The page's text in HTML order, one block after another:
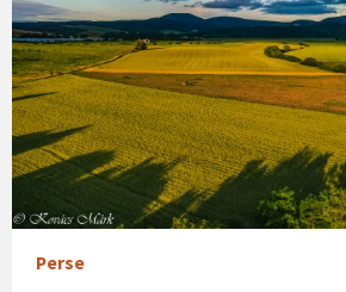
Perse